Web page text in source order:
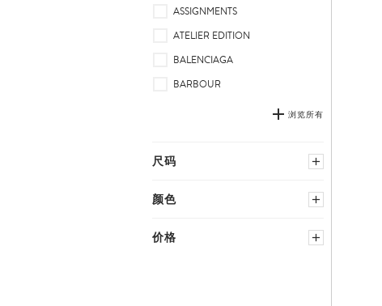
ASSIGNMENTS
ATELIER EDITION
BALENCIAGA
BARBOUR
浏览所有
尺码
选择国家尺码
颜色
价格